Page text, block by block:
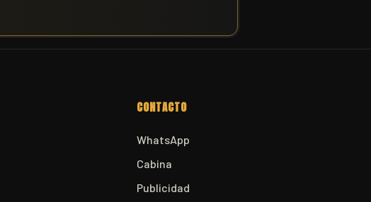
CONTACTO
WhatsApp
Cabina
Publicidad